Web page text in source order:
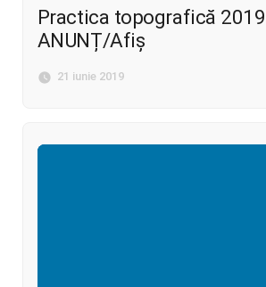
Practica topografică
ANUNȚ/Afiș
21 iunie 2019